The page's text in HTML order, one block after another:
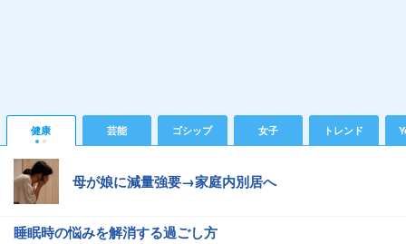
健康 芸能 ゴシップ 女子 トレンド
母が娘に減量強要→家庭内別居へ
睡眠時の悩みを解消する過ごし方